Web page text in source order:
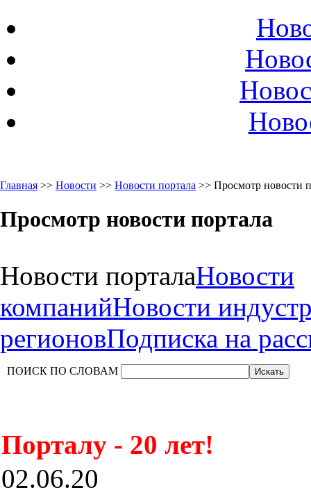
Главная >> Новости >> Новости портала >> Просмотр новости
Просмотр новости портала
Новости порталаНовости
компанийНовости
регионовПодписка на
ПОИСК ПО СЛОВАМ
Порталу - 20 лет!
02.06.20